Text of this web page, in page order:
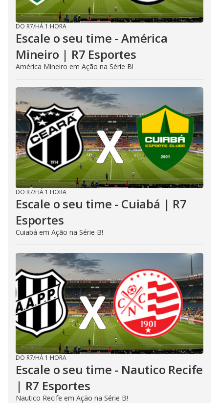
DO R7/HÁ 1 HORA
Escale o seu time - América
Mineiro | R7 Esportes
América Mineiro em Ação na Série B!
DO R7/HÁ 1 HORA
Escale o seu time - Cuiabá | R7
Esportes
Cuiabá em Ação na Série B!
DO R7/HÁ 1 HORA
Escale o seu time - Nautico Recife
| R7 Esportes
Nautico Recife em Ação na Série B!